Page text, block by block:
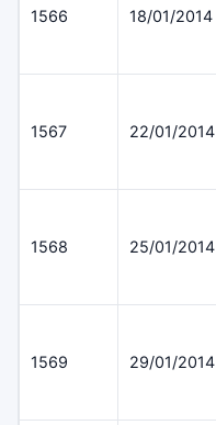
1566 18/01/2014
1567 22/01/2014
1568 25/01/2014
1569 29/01/2014